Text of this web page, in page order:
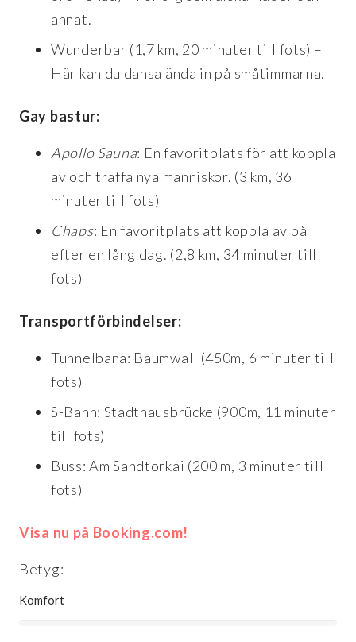
annat.
Wunderbar (1,7 km, 20 minuter till fots) –
Här kan du dansa ända in på småtimmarna.
Gay bastur:
Apollo Sauna: En favoritplats för att koppla
av och träffa nya människor. (3 km, 36
minuter till fots)
Chaps: En favoritplats att koppla av på
efter en lång dag. (2,8 km, 34 minuter till
fots)
Transportförbindelser:
Tunnelbana: Baumwall (450m, 6 minuter till
fots)
S-Bahn: Stadthausbrücke (900m, 11 minuter
till fots)
Buss: Am Sandtorkai (200 m, 3 minuter till
fots)
Visa nu på Booking.com!
Betyg:
Komfort